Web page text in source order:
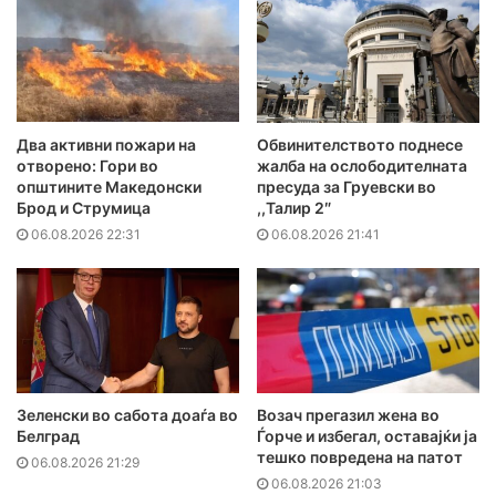
Два активни пожари на
отворено: Гори во
општините Македонски
Брод и Струмица
06.08.2026 22:31
Обвинителството поднесе
жалба на ослободителната
пресуда за Груевски во
,,Талир 2″
06.08.2026 21:41
Зеленски во сабота доаѓа во
Белград
06.08.2026 21:29
Возач прегазил жена во
Ѓорче и избегал, оставајќи ја
тешко повредена на патот
06.08.2026 21:03